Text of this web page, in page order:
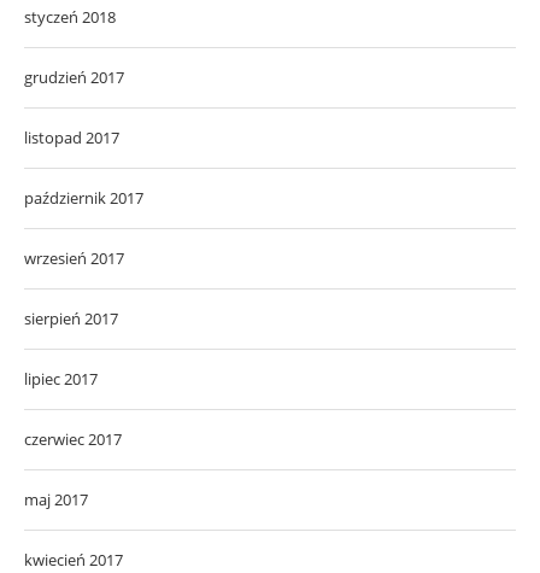
styczeń 2018
grudzień 2017
listopad 2017
październik 2017
wrzesień 2017
sierpień 2017
lipiec 2017
czerwiec 2017
maj 2017
kwiecień 2017